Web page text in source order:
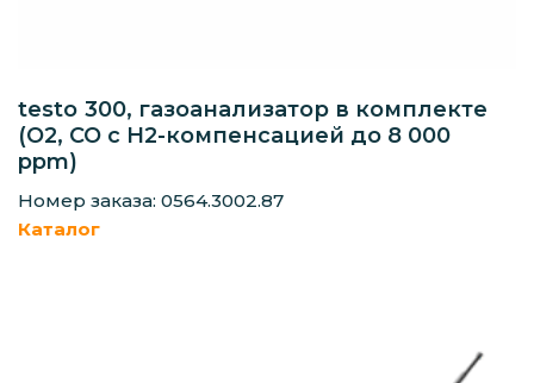
testo 300, газоанализатор в комплекте
(O2, СО с H2-компенсацией до 8 000
ppm)
Номер заказа: 0564.3002.87
Каталог